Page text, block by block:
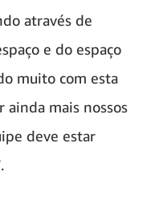
através de
e do espaço
muito com esta
ainda mais nossos
deve estar